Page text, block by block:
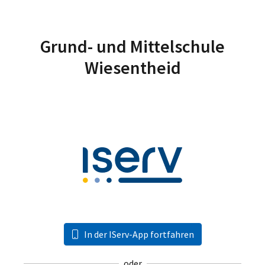
Grund- und Mittelschule
Wiesentheid
In der IServ-App fortfahren